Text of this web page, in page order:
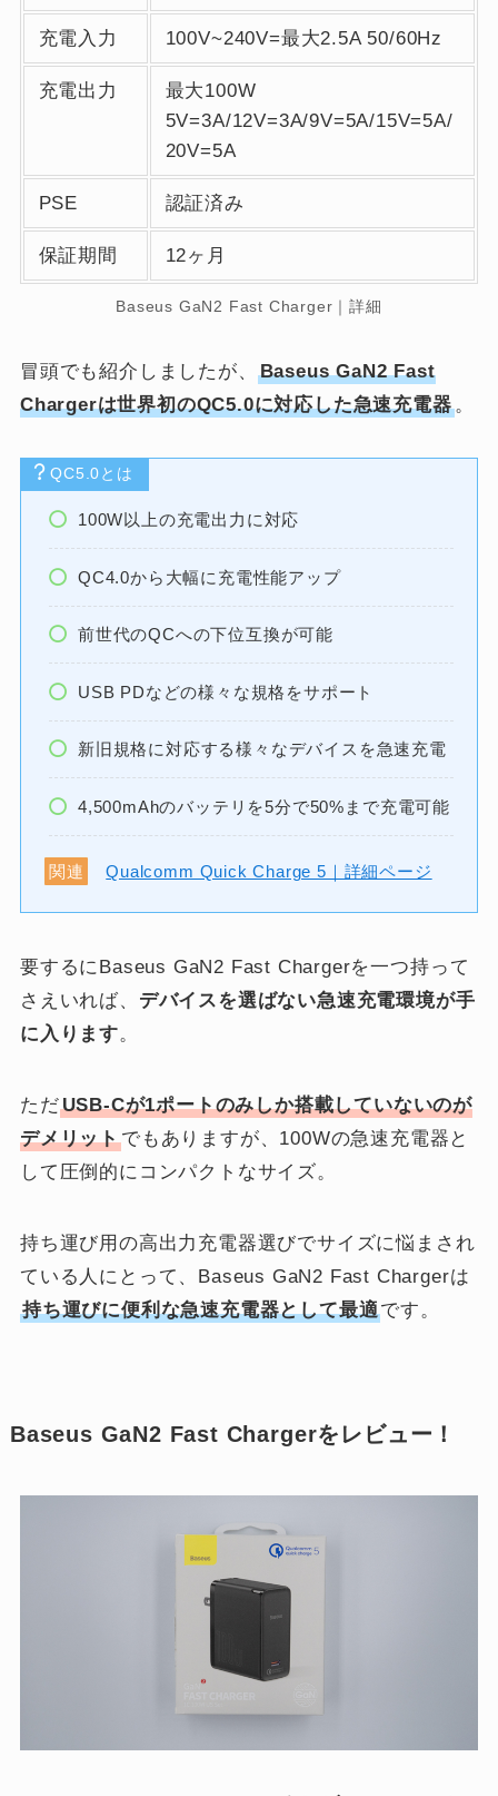
充電入力 100V~240V=最大2.5A 50/60Hz
充電出力
最大100W
5V=3A/12V=3A/9V=5A/15V=5A/
20V=5A
PSE 認証済み
保証期間 12ヶ月
Baseus GaN2 Fast Charger｜詳細
冒頭でも紹介しましたが、
Baseus GaN2 Fast
Chargerは世界初のQC5.0に対応した急速充電器。
QC5.0とは
100W以上の充電出力に対応
QC4.0から大幅に充電性能アップ
前世代のQCへの下位互換が可能
USB PDなどの様々な規格をサポート
新旧規格に対応する様々なデバイスを急速充電
4,500mAhのバッテリを5分で50%まで充電可能
関連 Qualcomm Quick Charge 5｜詳細ページ
要するにBaseus GaN2 Fast Chargerを一つ持って
さえいれば、 デバイスを選ばない急速充電環境が手
に入ります。
ただUSB-Cが1ポートのみしか搭載していないのが
デメリットでもありますが、100Wの急速充電器と
して圧倒的にコンパクトなサイズ。
持ち運び用の高出力充電器選びでサイズに悩まされ
ている人にとって、
Baseus GaN2 Fast Chargerは
持ち運びに便利な急速充電器として最適です。
Baseus GaN2 Fast Chargerをレビュー！